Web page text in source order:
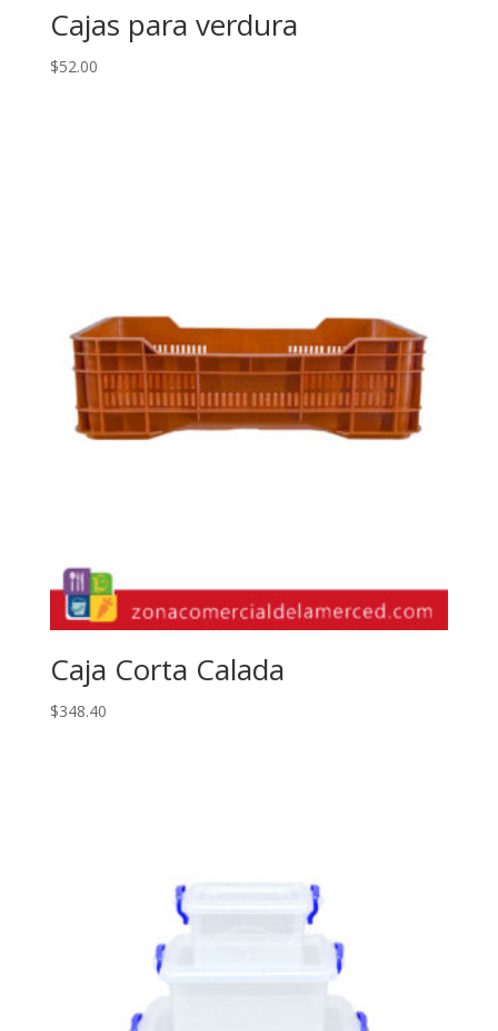
Cajas para verdura
$52.00
Caja Corta Calada
$348.40